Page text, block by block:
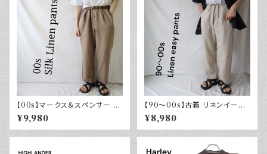
【00s】マークス＆スペンサー M
arks & Spencer シルクリネン
パンツ スラックス 古着
¥9,980
【90～00s】古着 リネンイージ
ーパンツ 夏 32×30 APT9 カジ
ュアル
¥8,980